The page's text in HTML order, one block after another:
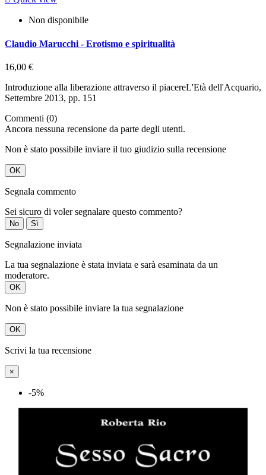
Non disponibile
Claudio Marucchi - Erotismo e spiritualità
16,00 €
Introduzione alla liberazione attraverso il piacereL'Età dell'Acquario,
Settembre 2013, pp. 151
Commenti (0)
Ancora nessuna recensione da parte degli utenti.
Non è stato possibile inviare il tuo giudizio sulla recensione
OK
Segnala commento
Sei sicuro di voler segnalare questo commento?
No Sì
Segnalazione inviata
La tua segnalazione è stata inviata e sarà esaminata da un
moderatore.
OK
Non è stato possibile inviare la tua segnalazione
OK
Scrivi la tua recensione
×
-5%